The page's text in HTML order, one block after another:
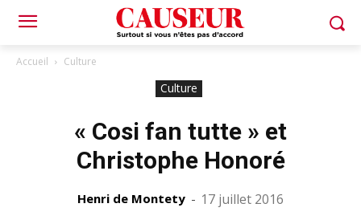
Accueil Culture
Culture
« Cosi fan tutte » et
Christophe Honoré
Henri de Montety - 17 juillet 2016